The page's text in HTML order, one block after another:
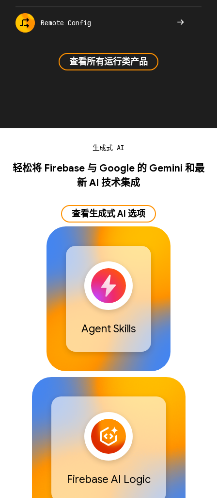
Remote Config
查看所有运行类产品
生成式 AI
轻松将 Firebase 与 Google 的 Gemini 和最
新 AI 技术集成
查看生成式 AI 选项
Agent Skills
Firebase AI Logic